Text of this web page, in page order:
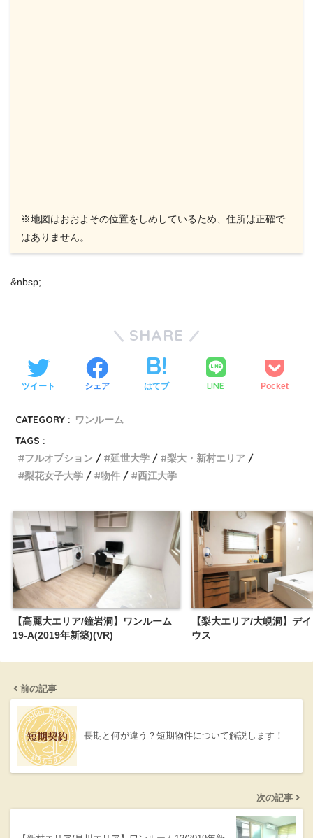
※地図はおおよその位置をしめしているため、住所は正確で
はありません。
&nbsp;
SHARE
ツイート シェア はてブ LINE Pocket
CATEGORY : ワンルーム
TAGS :
フルオプション
延世大学
梨大・新村エリア
梨花女子大学
物件 西江大学
【高麗大エリア/鐘岩洞】ワンルーム
19-A(2019年新築)(VR)
【梨大エリア/大峴洞】デ
ウス
前の記事
長期と何が違う？短期物件について解説します！
次の記事